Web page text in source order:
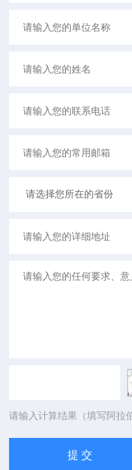
请输入计算结果（填写阿拉